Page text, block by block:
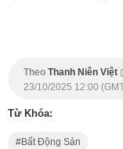
Theo Thanh Niên Việt
23/10/2025 12:00
Từ Khóa:
Bất Động Sản